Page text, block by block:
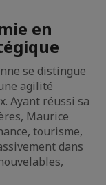
en
se distingue
agilité
Ayant réussi sa
Maurice
tourisme,
dans